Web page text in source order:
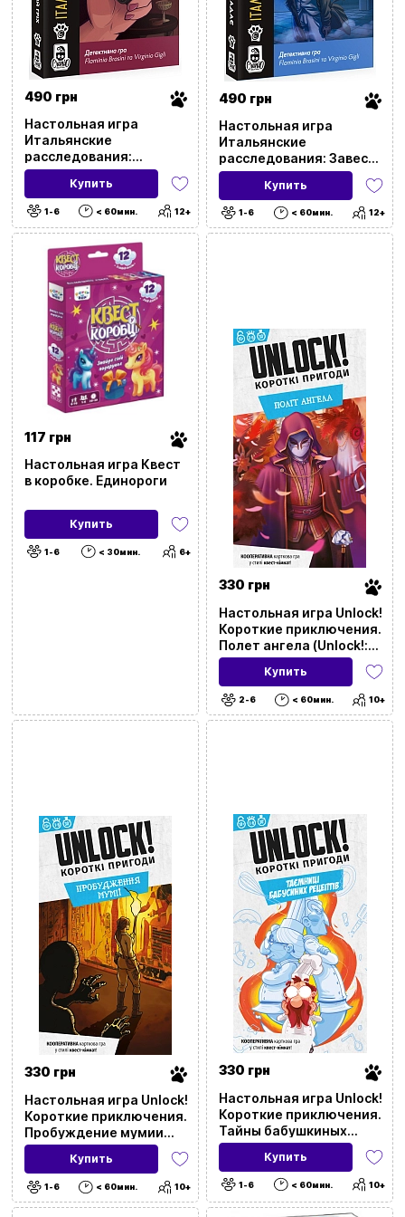
Сбросить все фильтры
Цена
20 9999
Бренд
Категория
Стикер
Язык
Количество игроков
Возрастная категория
490 грн
Настольная игра
Итальянские
расследования:
Смертельный грех
(Deadly Sin)
Купить
1-6 < 60мин. 12+
490 грн
Настольная игра
Итальянские
расследования: Завеса
падает (The Curtain
Купить
1-6 < 60мин. 12+
117 грн
Настольная игра Квест
в коробке. Единороги
Купить
1-6 < 30мин. 6+
330 грн
Настольная игра Unlock!
Короткие приключения.
Полет ангела (Unlock!:
Short Adventures. The
Flight of the Angel)
Купить
2-6 < 60мин. 10+
330 грн
Настольная игра Unlock!
Короткие приключения.
Пробуждение мумии
(Unlock!: Short
Adventures. The
Awakening of the Mummy)
Купить
1-6 < 60мин. 10+
330 грн
Настольная игра Unlock!
Короткие приключения.
Тайны бабушкиных
рецептов (Unlock!: Short
Adventures – Secret
Recipes of Yore)
Купить
1-6 < 60мин. 10+